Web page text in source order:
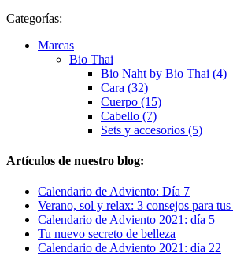
Categorías:
Marcas
Bio Thai
Bio Naht by Bio Thai (4)
Cara (32)
Cuerpo (15)
Cabello (7)
Sets y accesorios (5)
Artículos de nuestro blog:
Calendario de Adviento: Día 7
Verano, sol y relax: 3 consejos para
Calendario de Adviento 2021: día 5
Tu nuevo secreto de belleza
Calendario de Adviento 2021: día 22